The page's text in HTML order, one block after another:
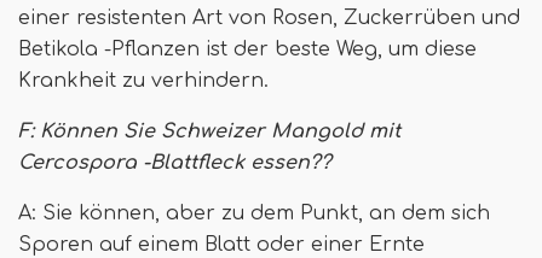
einer resistenten Art von Rosen, Zuckerrüben und
Betikola -Pflanzen ist der beste Weg, um diese
Krankheit zu verhindern.
F: Können Sie Schweizer Mangold mit
Cercospora -Blattfleck essen??
A: Sie können, aber zu dem Punkt, an dem sich
Sporen auf einem Blatt oder einer Ernte